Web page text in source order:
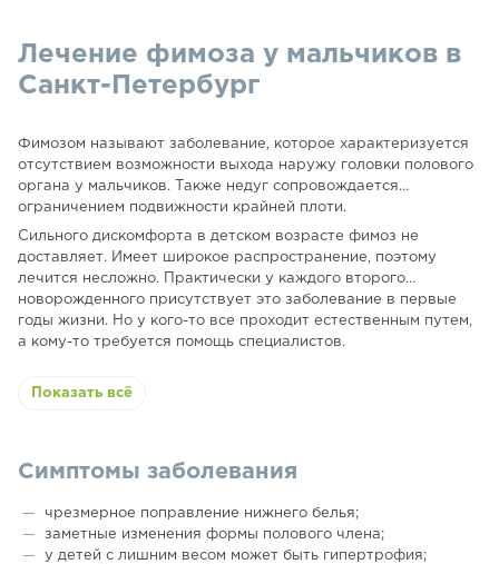
Лечение фимоза у мальчиков в
Санкт-Петербург
Фимозом называют заболевание, которое характеризуется
отсутствием возможности выхода наружу головки полового
органа у мальчиков. Также недуг сопровождается
ограничением подвижности крайней плоти.
Сильного дискомфорта в детском возрасте фимоз не
доставляет. Имеет широкое распространение, поэтому
лечится несложно. Практически у каждого второго
новорожденного присутствует это заболевание в первые
годы жизни. Но у кого-то все проходит естественным путем,
а кому-то требуется помощь специалистов.
Показать всё
Симптомы заболевания
чрезмерное поправление нижнего белья;
заметные изменения формы полового члена;
у детей с лишним весом может быть гипертрофия;